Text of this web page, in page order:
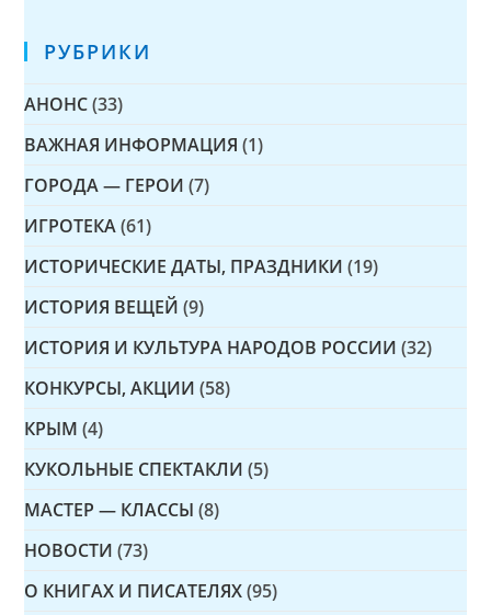
РУБРИКИ
АНОНС (33)
ВАЖНАЯ ИНФОРМАЦИЯ (1)
ГОРОДА — ГЕРОИ (7)
ИГРОТЕКА (61)
ИСТОРИЧЕСКИЕ ДАТЫ, ПРАЗДНИКИ (19)
ИСТОРИЯ ВЕЩЕЙ (9)
ИСТОРИЯ И КУЛЬТУРА НАРОДОВ РОССИИ (32)
КОНКУРСЫ, АКЦИИ (58)
КРЫМ (4)
КУКОЛЬНЫЕ СПЕКТАКЛИ (5)
МАСТЕР — КЛАССЫ (8)
НОВОСТИ (73)
О КНИГАХ И ПИСАТЕЛЯХ (95)